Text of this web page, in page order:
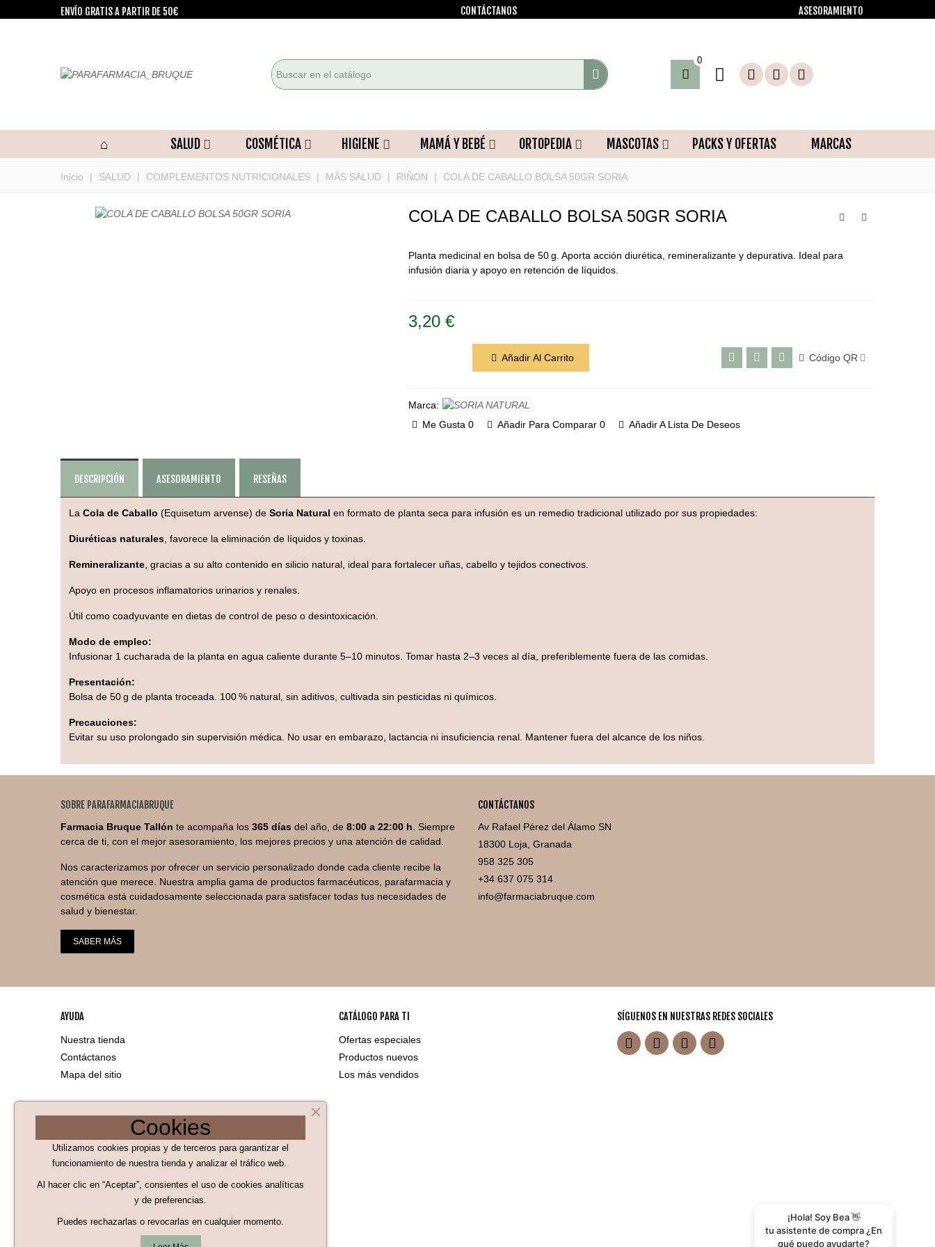
ENVÍO GRATIS A PARTIR DE 50€ CONTÁCTANOS ASESORAMIENTO
0
SALUD COSMÉTICA HIGIENE MAMÁ Y BEBÉ ORTOPEDIA MASCOTAS PACKS Y OFERTAS MARCAS
Inicio | SALUD | COMPLEMENTOS NUTRICIONALES | MÁS SALUD | RIÑON | COLA DE CABALLO BOLSA 50GR SORIA
COLA DE CABALLO BOLSA 50GR SORIA
Planta medicinal en bolsa de 50 g. Aporta acción diurética, remineralizante y depurativa. Ideal para
infusión diaria y apoyo en retención de líquidos.
3,20 €
Añadir Al Carrito Código QR
Marca:
Me Gusta 0 Añadir Para Comparar 0 Añadir A Lista De Deseos
DESCRIPCIÓN ASESORAMIENTO RESEÑAS
La Cola de Caballo (Equisetum arvense) de Soria Natural en formato de planta seca para infusión es un remedio tradicional utilizado por sus propiedades:
Diuréticas naturales, favorece la eliminación de líquidos y toxinas.
Remineralizante, gracias a su alto contenido en silicio natural, ideal para fortalecer uñas, cabello y tejidos conectivos.
Apoyo en procesos inflamatorios urinarios y renales.
Útil como coadyuvante en dietas de control de peso o desintoxicación.
Modo de empleo:
Infusionar 1 cucharada de la planta en agua caliente durante 5–10 minutos. Tomar hasta 2–3 veces al día, preferiblemente fuera de las comidas.
Presentación:
Bolsa de 50 g de planta troceada. 100 % natural, sin aditivos, cultivada sin pesticidas ni químicos.
Precauciones:
Evitar su uso prolongado sin supervisión médica. No usar en embarazo, lactancia ni insuficiencia renal. Mantener fuera del alcance de los niños.
SOBRE PARAFARMACIABRUQUE
Farmacia Bruque Tallón te acompaña los 365 días del año, de 8:00 a 22:00 h. Siempre
cerca de ti, con el mejor asesoramiento, los mejores precios y una atención de calidad.
Nos caracterizamos por ofrecer un servicio personalizado donde cada cliente recibe la
atención que merece. Nuestra amplia gama de productos farmacéuticos, parafarmacia y
cosmética está cuidadosamente seleccionada para satisfacer todas tus necesidades de
salud y bienestar.
SABER MÁS
CONTÁCTANOS
Av Rafael Pérez del Álamo SN
18300 Loja, Granada
958 325 305
+34 637 075 314
info@farmaciabruque.com
¡Hola! Soy Bea 👋
tu asistente de compra ¿En
qué puedo ayudarte?
AYUDA
Nuestra tienda
Contáctanos
Mapa del sitio
CATÁLOGO PARA TI
Ofertas especiales
Productos nuevos
Los más vendidos
SÍGUENOS EN NUESTRAS REDES SOCIALES
LEGAL
Políticas de Cookies
Políticas de privacidad
Términos y condiciones de uso
Cookies
Utilizamos cookies propias y de terceros para garantizar el
funcionamiento de nuestra tienda y analizar el tráfico web.
Al hacer clic en “Aceptar”, consientes el uso de cookies analíticas
y de preferencias.
Puedes rechazarlas o revocarlas en cualquier momento.